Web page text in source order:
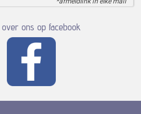
ons op facebook